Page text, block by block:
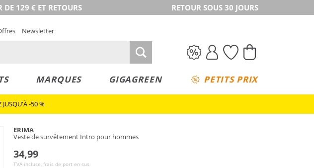
129 € ET RETOURS RETOUR SOUS 30 JOURS
Newsletter
MARQUES GIGAGREEN PETITS PRIX
JUSQU'À -50 %
ERIMA
Veste de survêtement Intro pour hommes
34,99
TVA incluse, frais de port en sus